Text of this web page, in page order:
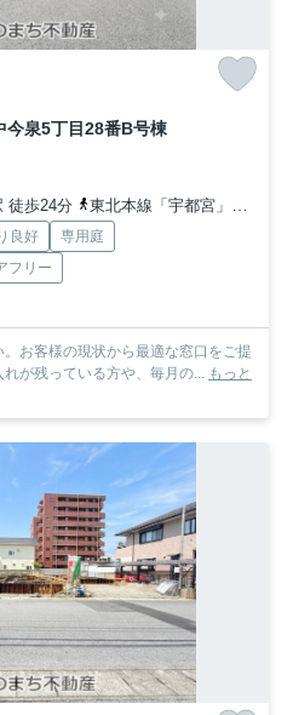
今泉5丁目28番B号棟
徒歩24分
東北本線「宇都宮」駅 徒歩33分
良好
専用庭
フリー
お客様の現状から最適な窓口をご提
が残っている方や、毎月の... もっと